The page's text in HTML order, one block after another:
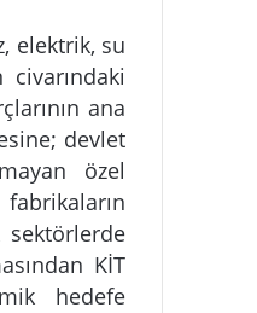
elektrik, su
ana
devlet
özel
fabrikaların
KİT
hedefe